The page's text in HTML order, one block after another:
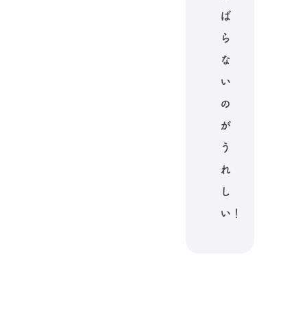
ば
ら
な
い
の
が
う
れ
し
い！